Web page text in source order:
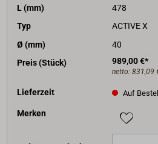
L (mm)
478
Typ
ACTIVE X
Ø (mm)
40
Preis (Stück)
989,00 €*
netto: 831,09
Lieferzeit Auf
Merken